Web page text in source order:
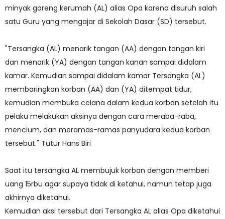
minyak goreng kerumah (AL) alias Opa karena disuruh salah
satu Guru yang mengajar di Sekolah Dasar (SD) tersebut.
"Tersangka (AL) menarik tangan (AA) dengan tangan kiri
dan menarik (YA) dengan tangan kanan sampai didalam
kamar. Kemudian sampai didalam kamar Tersangka (AL)
membaringkan korban (AA) dan (YA) ditempat tidur,
kemudian membuka celana dalam kedua korban setelah itu
pelaku melakukan aksinya dengan cara meraba-raba,
mencium, dan meramas-ramas panyudara kedua korban
tersebut." Tutur Hans Biri
Saat itu tersangka AL membujuk korban dengan memberi
uang 15rbu agar supaya tidak di ketahui, namun tetap juga
akhirnya diketahui.
Kemudian aksi tersebut dari Tersangka AL alias Opa diketahui